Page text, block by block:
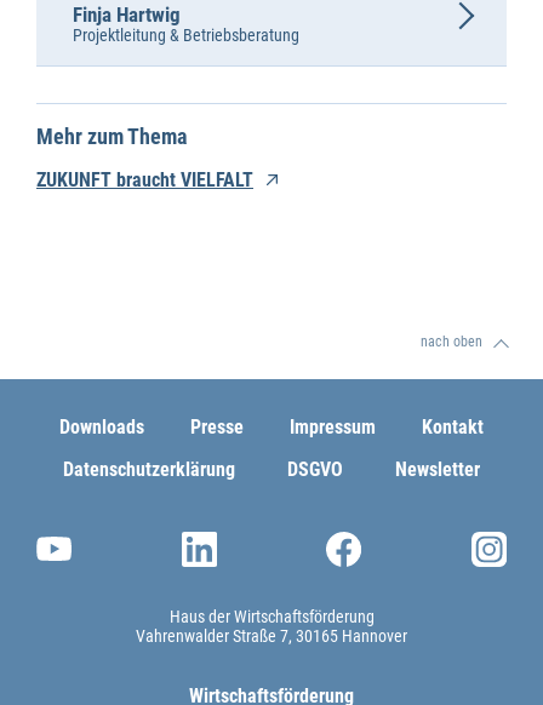
Projektleitung & Betriebsberatung
Finja Hartwig
Mehr zum Thema
ZUKUNFT braucht VIELFALT
nach oben
Downloads Presse Impressum
Kontakt
Datenschutzerklärung
DSGVO Newsletter
Haus der Wirtschaftsförderung
Vahrenwalder Straße 7 30165 Hannover
Wirtschaftsförderung